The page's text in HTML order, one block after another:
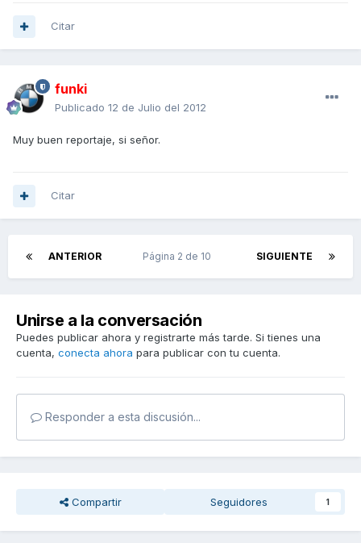
Citar
funki
Publicado 12 de Julio del 2012
Muy buen reportaje, si señor.
Citar
ANTERIOR SIGUIENTE
Página 2 de 10
Unirse a la conversación
Puedes publicar ahora y registrarte más tarde. Si tienes una
cuenta, conecta ahora para publicar con tu cuenta.
Responder a esta discusión...
Compartir Seguidores 1